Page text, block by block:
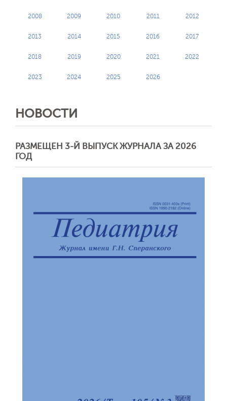
2008 2009 2010 2011 2012
2013 2014 2015 2016 2017
2018 2019 2020 2021 2022
2023 2024 2025 2026
НОВОСТИ
РАЗМЕЩЕН 3-Й ВЫПУСК ЖУРНАЛА ЗА 2026
ГОД